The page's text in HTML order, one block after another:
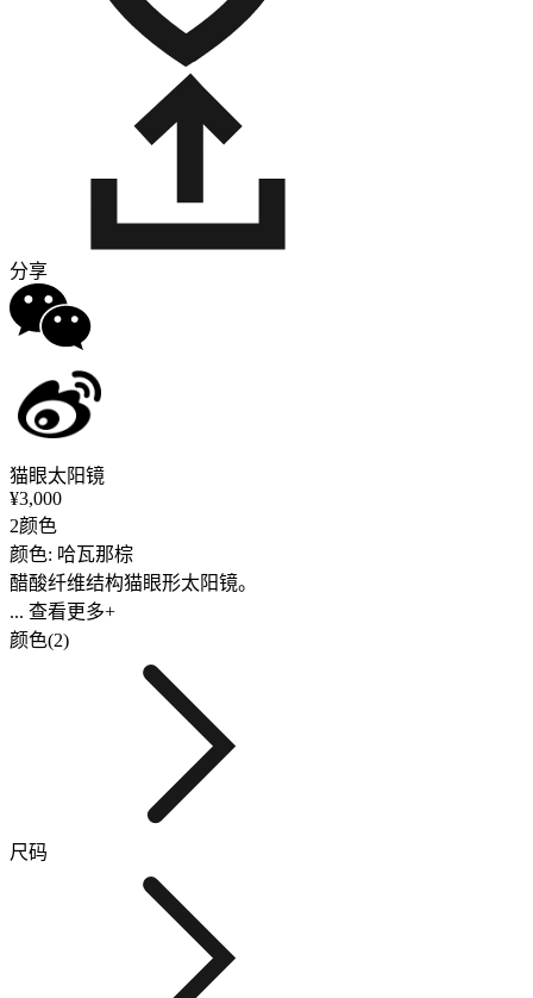
分享
猫眼太阳镜
¥3,000
2颜色
颜色: 哈瓦那棕
醋酸纤维结构猫眼形太阳镜。
... 查看更多+
颜色(2)
尺码